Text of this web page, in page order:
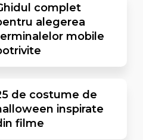
complet
alegerea
mobile
de costume de
inspirate
filme